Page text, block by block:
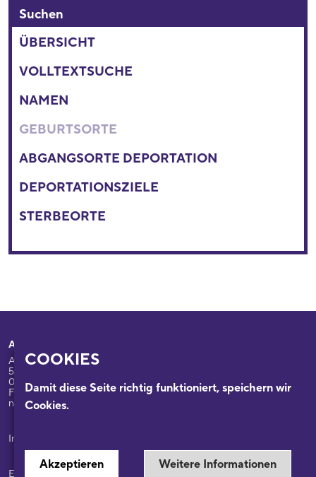
COOKIES
Damit diese Seite richtig funktioniert, speichern wir
Cookies.
Akzeptieren Weitere Informationen
Suchen
ÜBERSICHT
VOLLTEXTSUCHE
NAMEN
GEBURTSORTE
ABGANGSORTE DEPORTATION
DEPORTATIONSZIELE
STERBEORTE
Adresse
Appellhofplatz 23-25
50667 Köln
0221/221-26332
Führungen: 0221/2212-6331
nsdok@stadt-koeln.de
Impressum / Datenschutz
Ein Museum der
Programm